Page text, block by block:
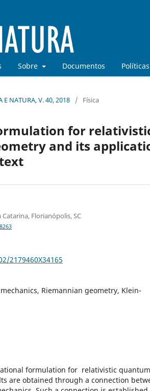
Sobre Documentos Políticas
E NATURA, V. 40, 2018 / Física
for
and its
Florianópolis, SC
2179460X34165
Riemannian geometry, Klein-
formulation for relativistic quantum
are obtained through a connection